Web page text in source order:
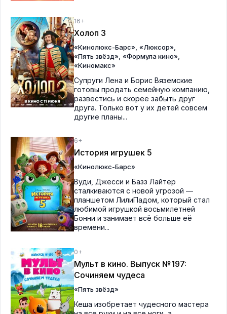
16+
Холоп 3
«Кинолюкс-Барс» «Люксор»
«Пять звёзд» «Формула кино»
«Киномакс»
Супруги Лена и Борис Вяземские
готовы продать семейную компанию,
развестись и скорее забыть друг
друга. Только вот у их детей совсем
другие планы...
6+
История игрушек 5
«Кинолюкс-Барс»
Вуди, Джесси и Базз Лайтер
сталкиваются с новой угрозой —
планшетом ЛилиПадом, который стал
любимой игрушкой восьмилетней
Бонни и занимает всё больше её
времени...
0+
Мульт в кино. Выпуск №197:
Сочиняем чудеса
«Пять звёзд»
Кеша изобретает чудесного мастера